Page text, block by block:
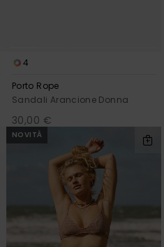
4
Porto Rope
Sandali Arancione Donna
30,00 €
NOVITÀ